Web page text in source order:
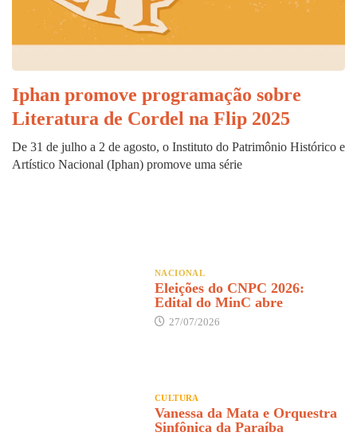
Iphan promove programação sobre
Literatura de Cordel na Flip 2025
De 31 de julho a 2 de agosto, o Instituto do Patrimônio Histórico e
Artístico Nacional (Iphan) promove uma série
NACIONAL
Eleições do CNPC 2026:
Edital do MinC abre
27/07/2026
CULTURA
Vanessa da Mata e Orquestra
Sinfônica da Paraíba